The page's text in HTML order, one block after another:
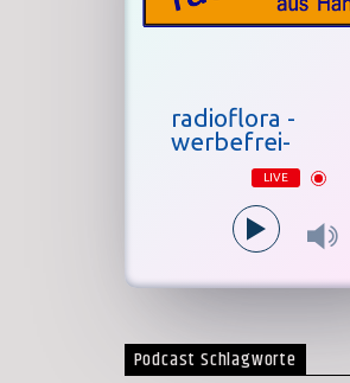
radioflora -
werbefrei-
LIVE
Podcast Schlagworte